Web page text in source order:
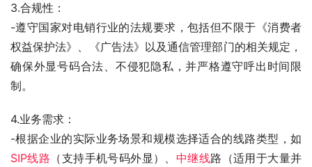
3.合规性：
-遵守国家对电销行业的法规要求，包括但不限于《消费者
权益保护法》、《广告法》以及通信管理部门的相关规定，
确保外显号码合法、不侵犯隐私，并严格遵守呼出时间限
制。
4.业务需求：
-根据企业的实际业务场景和规模选择适合的线路类型，如
SIP线路 （支持手机号码外显）、 中继线路（适用于大量并